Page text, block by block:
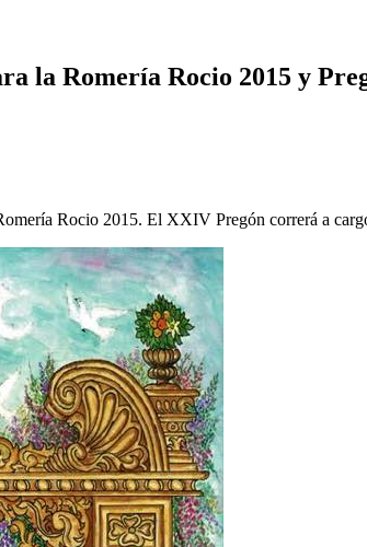
la Romería Rocio 2015 y
Rocio 2015. El XXIV Pregón correrá a